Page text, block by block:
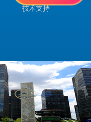
技术支持